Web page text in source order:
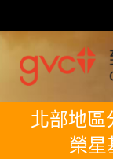
to
content
北部地
榮星